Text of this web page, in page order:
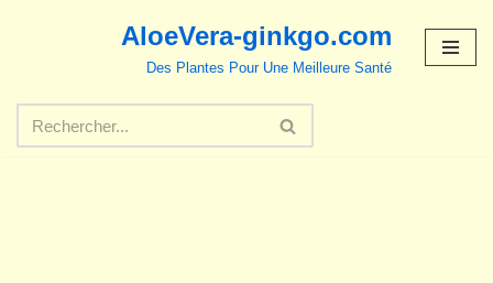
contenu
AloeVera-ginkgo.com
Des Plantes Pour Une Meilleure Santé